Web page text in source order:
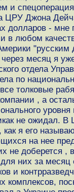
и
ЦРУ Джона
долларов - мне
в любом
"русским
месяц я
отдела
по
толковые
, а
уровня
не ожидал.
как я его
на нее
не доберется ,
них за месяц
и
комплексов,